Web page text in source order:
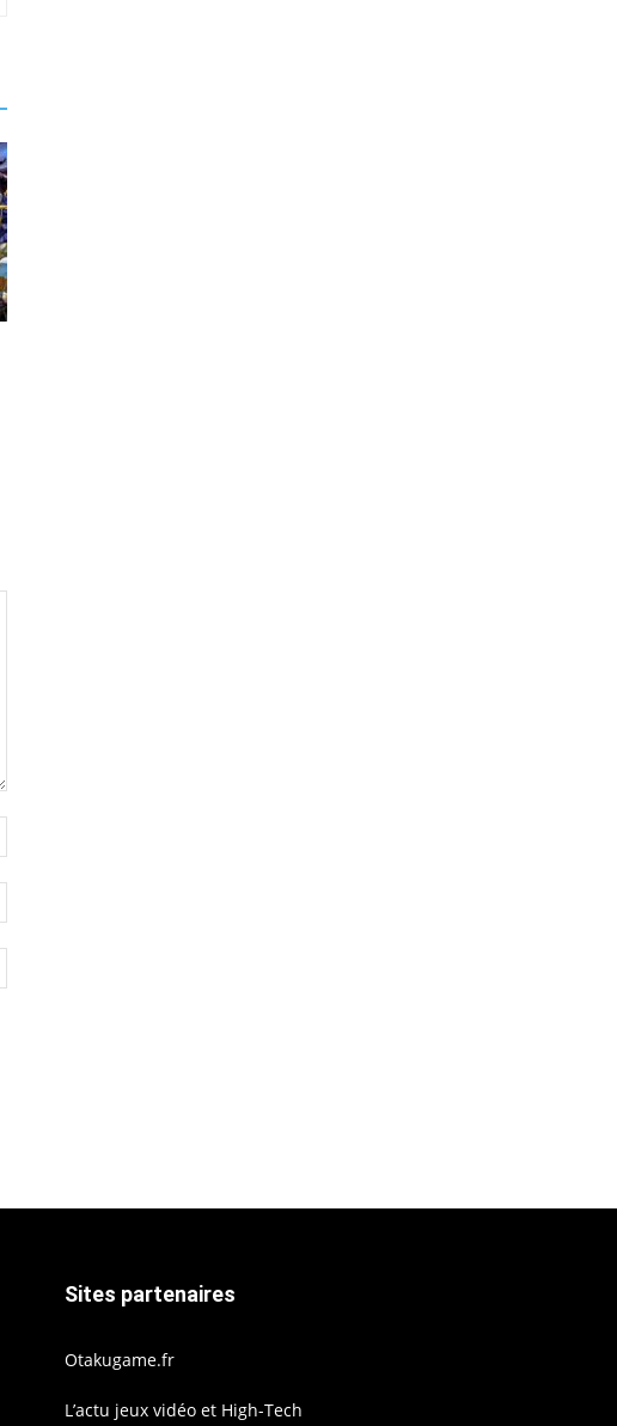
Sites partenaires
Otakugame.fr
L’actu jeux vidéo et High-Tech